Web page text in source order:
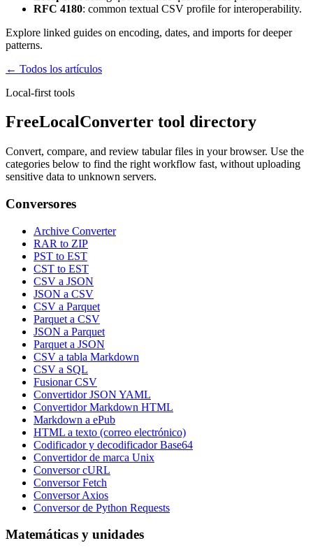
RFC 4180: common textual CSV profile for interoperability.
Explore linked guides on encoding, dates, and imports for deeper
patterns.
← Todos los artículos
Local-first tools
FreeLocalConverter tool directory
Convert, compare, and review tabular files in your browser. Use the
categories below to find the right workflow fast, without uploading
sensitive data to unknown servers.
Conversores
Archive Converter
RAR to ZIP
PST to EST
CST to EST
CSV a JSON
JSON a CSV
CSV a Parquet
Parquet a CSV
JSON a Parquet
Parquet a JSON
CSV a tabla Markdown
CSV a SQL
Fusionar CSV
Convertidor JSON YAML
Convertidor Markdown HTML
Markdown a ePub
HTML a texto (correo electrónico)
Codificador y decodificador Base64
Convertidor de marca Unix
Conversor cURL
Conversor Fetch
Conversor Axios
Conversor de Python Requests
Matemáticas y unidades